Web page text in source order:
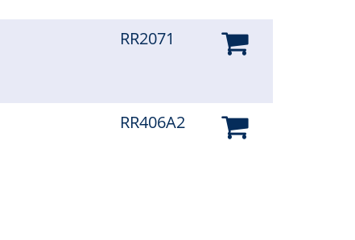
RR2071
RR406A2